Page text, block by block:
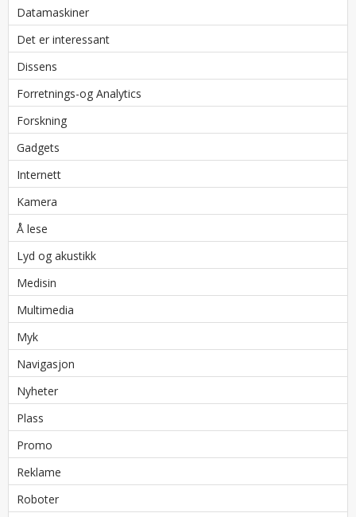
Datamaskiner
Det er interessant
Dissens
Forretnings-og Analytics
Forskning
Gadgets
Internett
Kamera
Å lese
Lyd og akustikk
Medisin
Multimedia
Myk
Navigasjon
Nyheter
Plass
Promo
Reklame
Roboter